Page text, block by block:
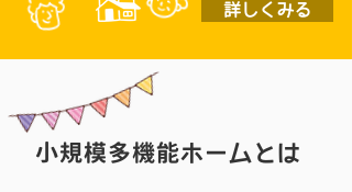
詳しくみる
小規模多機能ホームとは